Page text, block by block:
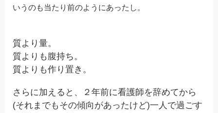
いうのも当たり前のようにあったし。
質より量。
質よりも腹持ち。
質よりも作り置き。
さらに加えると、２年前に看護師を辞めてから
(それまでもその傾向があったけど)一人で過ごす